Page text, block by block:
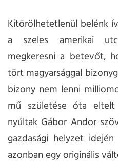
Kitörölhetetlenül belénk
a szeles amerikai
megkeresni a betevőt,
tört magyarsággal
bizony nem lenni
mű születése óta
nyúltak Gábor Andor
gazdasági helyzet
azonban egy originális